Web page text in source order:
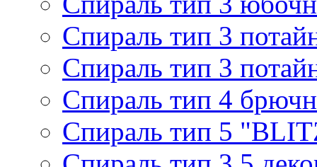
Спираль тип 3
Спираль тип 3
Спираль тип 4
Спираль тип 5